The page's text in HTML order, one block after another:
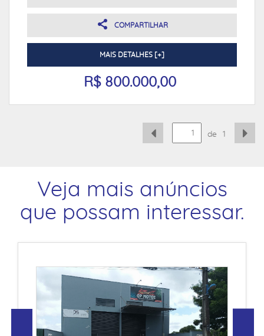
COMPARTILHAR
MAIS DETALHES [+]
R$ 800.000,00
de 1
Veja mais anúncios
que possam interessar.